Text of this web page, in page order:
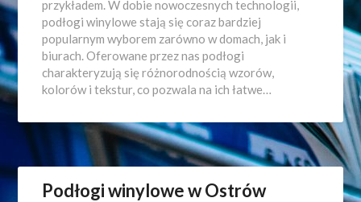
przykładem. W dobie nowoczesnych technologii,
podłogi winylowe stają się coraz bardziej
popularnym wyborem zarówno w domach, jak i
biurach. Oferowane przez nas podłogi
charakteryzują się różnorodnością wzorów,
kolorów i tekstur, co pozwala na ich łatwe…
Podłogi winylowe w Ostrów